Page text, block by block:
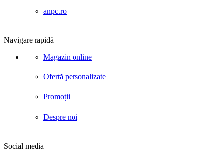
anpc.ro
Navigare rapidă
Magazin online
Ofertă personalizate
Promoții
Despre noi
Social media